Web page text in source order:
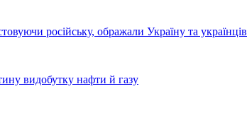
російську, ображали Україну та українців
видобутку нафти й газу